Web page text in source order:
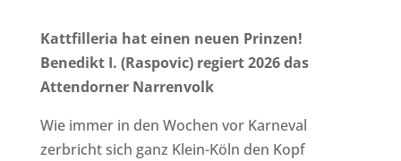
Kattfilleria hat einen neuen Prinzen!
Benedikt I. (Raspovic) regiert 2026 das
Attendorner Narrenvolk
Wie immer in den Wochen vor Karneval
zerbricht sich ganz Klein-Köln den Kopf